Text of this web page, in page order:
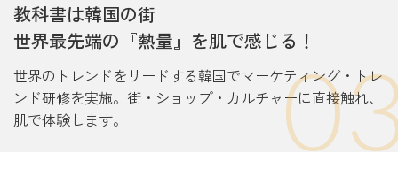
教科書は韓国の街
世界最先端の『熱量』を肌で感じる！
世界のトレンドをリードする韓国でマーケティング・トレ
ンド研修を実施。街・ショップ・カルチャーに直接触れ、
肌で体験します。